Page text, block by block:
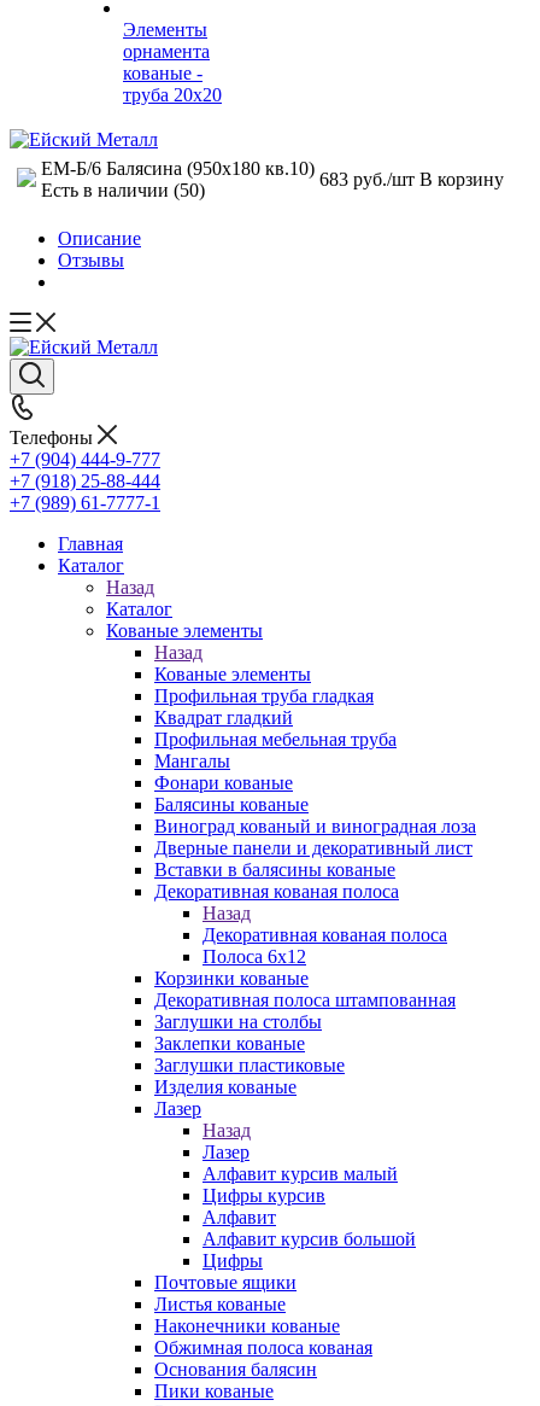
Элементы
орнамента
кованые -
труба 20х20
ЕМ-Б/6 Балясина (950х180 кв.10)
Есть в наличии (50)
683 руб./шт В корзину
Описание
Отзывы
Телефоны
+7 (904) 444-9-777
+7 (918) 25-88-444
+7 (989) 61-7777-1
Главная
Каталог
Назад
Каталог
Кованые элементы
Назад
Кованые элементы
Профильная труба гладкая
Квадрат гладкий
Профильная мебельная труба
Мангалы
Фонари кованые
Балясины кованые
Виноград кованый и виноградная лоза
Дверные панели и декоративный лист
Вставки в балясины кованые
Декоративная кованая полоса
Назад
Декоративная кованая полоса
Полоса 6х12
Корзинки кованые
Декоративная полоса штампованная
Заглушки на столбы
Заклепки кованые
Заглушки пластиковые
Изделия кованые
Лазер
Назад
Лазер
Алфавит курсив малый
Цифры курсив
Алфавит
Алфавит курсив большой
Цифры
Почтовые ящики
Листья кованые
Наконечники кованые
Обжимная полоса кованая
Основания балясин
Пики кованые